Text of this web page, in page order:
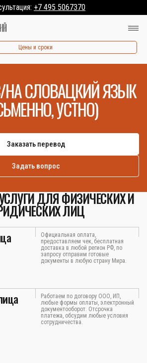
+7 495 5067370
Цены и сроки
НА СЛОВАЦКИЙ ЯЗЫК
УСТНО)
Заказать перевод
Задать вопрос
ДЛЯ ФИЗИЧЕСКИХ И
ЛИЦ
Официальная оплата,
предоставляем чек, бесплатная
доставка в любой регион РФ, по
запросу отправим готовые
документы в любую страну Мира.
Работаем по договору ООО, ИП,
любые формы оплаты, электронный
документооборот. Отсрочка
платежа, обсудим любые условия
сотрудничества.